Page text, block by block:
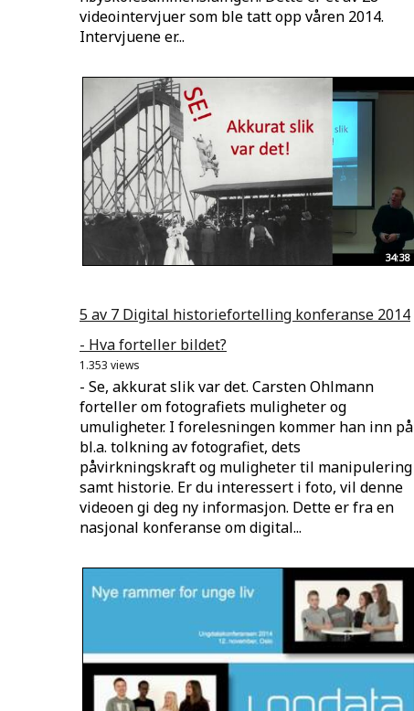
videointervjuer som ble tatt opp våren 2014.
Intervjuene er...
34:38
5 av 7 Digital historiefortelling konferanse 2014
- Hva forteller bildet?
1.353 views
- Se, akkurat slik var det. Carsten Ohlmann
forteller om fotografiets muligheter og
umuligheter. I forelesningen kommer han inn på
bl.a. tolkning av fotografiet, dets
påvirkningskraft og muligheter til manipulering
samt historie. Er du interessert i foto, vil denne
videoen gi deg ny informasjon. Dette er fra en
nasjonal konferanse om digital...